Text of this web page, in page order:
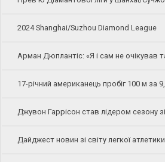
2024 Shanghai/Suzhou Diamond League
Арман Дюплантіс: «Я і сам не очікував
17-річний американець пробіг 100 м за
Джувон Гаррісон став лідером сезону
Дайджест новин зі світу легкої атлетики